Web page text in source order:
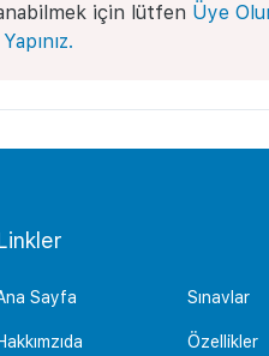
için lütfen Üye
Sayfa Sınavlar
Özellikler